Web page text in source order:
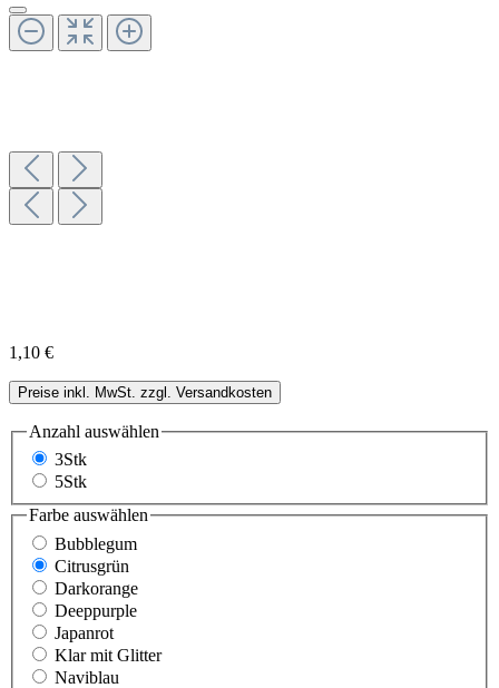
1,10 €
Preise inkl. MwSt. zzgl. Versandkosten
Anzahl auswählen
3Stk
5Stk
Farbe auswählen
Bubblegum
Citrusgrün
Darkorange
Deeppurple
Japanrot
Klar mit Glitter
Naviblau